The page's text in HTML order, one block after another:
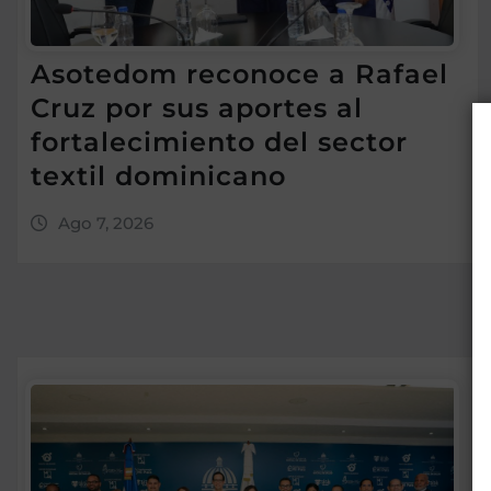
Asotedom reconoce a Rafael
Cruz por sus aportes al
fortalecimiento del sector
textil dominicano
Ago 7, 2026